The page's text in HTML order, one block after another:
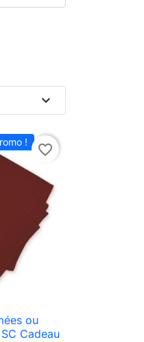
expand_more
! favorite_border
ou
Cadeau